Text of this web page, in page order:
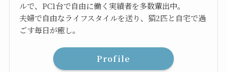
ルで、PC1台で自由に働く実績者を多数輩出中。
夫婦で自由なライフスタイルを送り、猫2匹と自宅で過
ごす毎日が癒し。
Profile